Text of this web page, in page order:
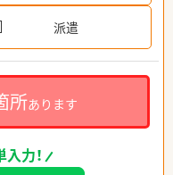
派遣
所あります
力！